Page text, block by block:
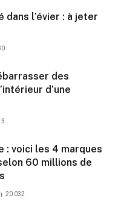
dans l’évier : à jeter
des
d’une
: voici les 4 marques
60 millions de
20 032